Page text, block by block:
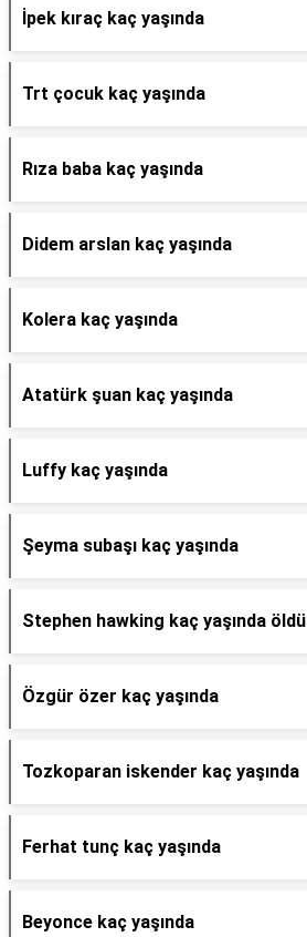
İpek kıraç kaç yaşında
Trt çocuk kaç yaşında
Rıza baba kaç yaşında
Didem arslan kaç yaşında
Kolera kaç yaşında
Atatürk şuan kaç yaşında
Luffy kaç yaşında
Şeyma subaşı kaç yaşında
Stephen hawking kaç yaşında öldü
Özgür özer kaç yaşında
Tozkoparan iskender kaç yaşında
Ferhat tunç kaç yaşında
Beyonce kaç yaşında